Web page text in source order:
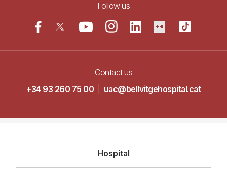
Follow us
Contact us
+34 93 260 75 00
uac@bellvitgehospital.cat
principal
Hospital